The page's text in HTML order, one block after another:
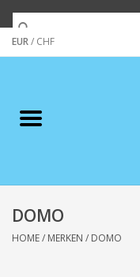
EUR/ CHF
Merken
Wonen/koken/huishouden
DOMO
HOME/ MERKEN / DOMO